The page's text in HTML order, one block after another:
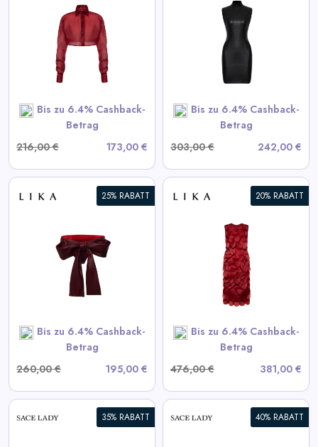
Bis zu 6.4% Cashback-
Betrag
216,00 €
173,00 €
Bis zu 6.4% Cashback-
Betrag
303,00 €
242,00 €
Schwarzes strukturiertes Mini-
View All LIKA Deals
SHOP NOW
25% RABATT
Bis zu 6.4% Cashback-
Betrag
260,00 €
195,00 €
20% RABATT
Bis zu 6.4% Cashback-
Betrag
476,00 €
381,00 €
Bordeaux Kleid mit
voluminösen Elementen
View All LIKA Deals
SHOP NOW
35% RABATT 40% RABATT